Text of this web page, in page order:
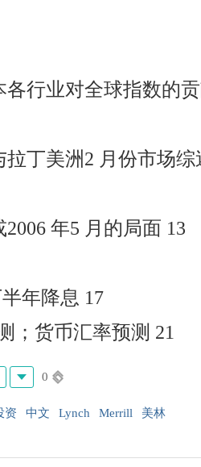
行业对全球指数的
丁美洲2 月份市场综
年5 月的局面 13
年降息 17
；货币汇率预测 21
0
资 中文 Lynch Merrill 美林